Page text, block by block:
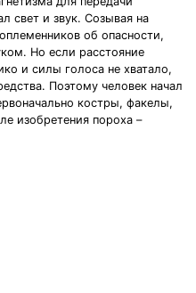
свет и звук. Созывая на
об опасности,
Но если расстояние
и силы голоса не хватало,
Поэтому человек начал
костры, факелы,
изобретения пороха –